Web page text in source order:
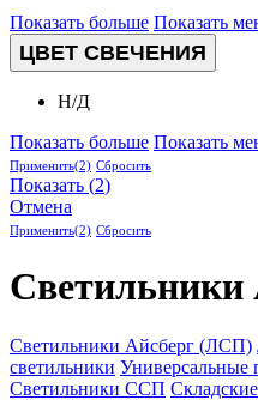
Показать больше Показать
ЦВЕТ СВЕЧЕНИЯ
Н/Д
Показать больше Показать
Применить(2) Сбросить
Показать (2)
Отмена
Применить(2) Сбросить
Светильники Айсберг (ЛСП)
светильники Универсальные
Светильники ССП